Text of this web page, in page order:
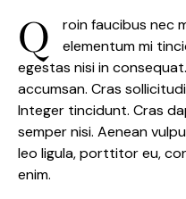
Q
roin faucibus nec
elementum mi
egestas nisi in
accumsan. Cras
Integer tincidunt. Cras
semper nisi. Aenean
leo ligula, porttitor eu,
enim.